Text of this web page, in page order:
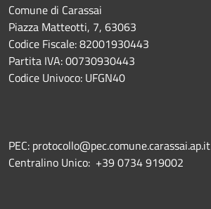
Comune di Carassai
Piazza Matteotti, 7, 63063
Codice Fiscale: 82001930443
Partita IVA: 00730930443
Codice Univoco: UFGN40
PEC: protocollo@pec.comune.carassai.ap.it
Centralino Unico: +39 0734 919002